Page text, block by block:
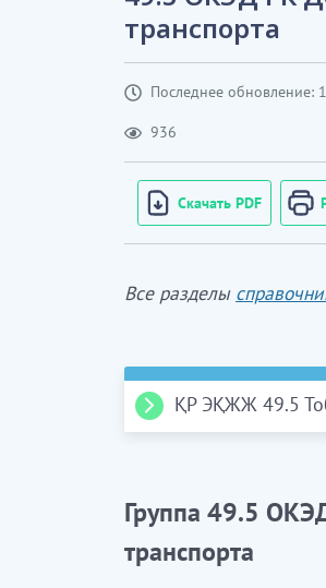
транспорта
Последнее обновление:
936
Скачать PDF
Все разделы
ҚР ЭҚЖЖ 49.5
Группа 49.5
транспорта